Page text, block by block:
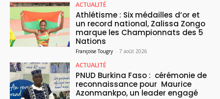
ACTUALITÉ
Athlétisme : Six médailles d’or et
un record national, Zalissa Zongo
marque les Championnats des 5
Nations
Françoise Tougry - 7 août 2026
ACTUALITÉ
PNUD Burkina Faso : cérémonie de
reconnaissance pour Maurice
Azonmankpo, un leader engagé